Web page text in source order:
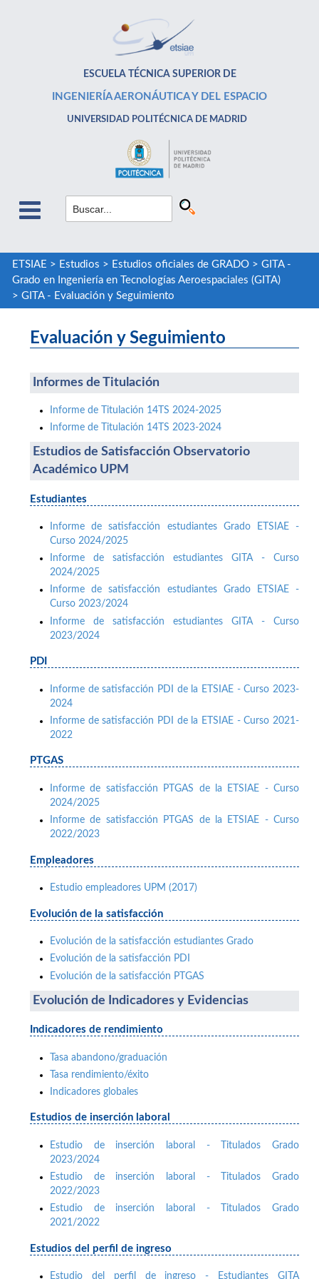
ESCUELA TÉCNICA SUPERIOR DE
INGENIERÍA AERONÁUTICA Y DEL ESPACIO
UNIVERSIDAD POLITÉCNICA DE MADRID
ETSIAE > Estudios > Estudios oficiales de GRADO> GITA -
Grado en Ingeniería en Tecnologías Aeroespaciales (GITA)
> GITA - Evaluación y Seguimiento
Evaluación y Seguimiento
Informes de Titulación
Informe de Titulación 14TS 2024-2025
Informe de Titulación 14TS 2023-2024
Estudios de Satisfacción Observatorio
Académico UPM
Estudiantes
Informe de satisfacción estudiantes Grado ETSIAE -
Curso 2024/2025
Informe de satisfacción estudiantes GITA - Curso
2024/2025
Informe de satisfacción estudiantes Grado ETSIAE -
Curso 2023/2024
Informe de satisfacción estudiantes GITA - Curso
2023/2024
PDI
Informe de satisfacción PDI de la ETSIAE - Curso 2023-
2024
Informe de satisfacción PDI de la ETSIAE - Curso 2021-
2022
PTGAS
Informe de satisfacción PTGAS de la ETSIAE - Curso
2024/2025
Informe de satisfacción PTGAS de la ETSIAE - Curso
2022/2023
Empleadores
Estudio empleadores UPM (2017)
Evolución de la satisfacción
Evolución de la satisfacción estudiantes Grado
Evolución de la satisfacción PDI
Evolución de la satisfacción PTGAS
Evolución de Indicadores y Evidencias
Indicadores de rendimiento
Tasa abandono/graduación
Tasa rendimiento/éxito
Indicadores globales
Estudios de inserción laboral
Estudio de inserción laboral - Titulados Grado
2023/2024
Estudio de inserción laboral - Titulados Grado
2022/2023
Estudio de inserción laboral - Titulados Grado
2021/2022
Estudios del perfil de ingreso
Estudio del perfil de ingreso - Estudiantes GITA